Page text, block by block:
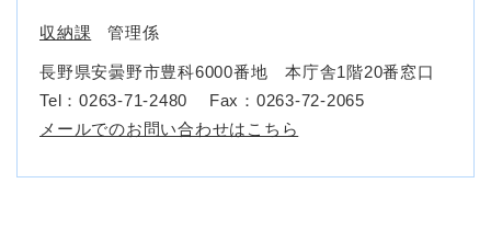
収納課 管理係
長野県安曇野市豊科6000番地 本庁舎1階20番窓口
Tel：0263-71-2480
Fax：0263-72-2065
メールでのお問い合わせはこちら